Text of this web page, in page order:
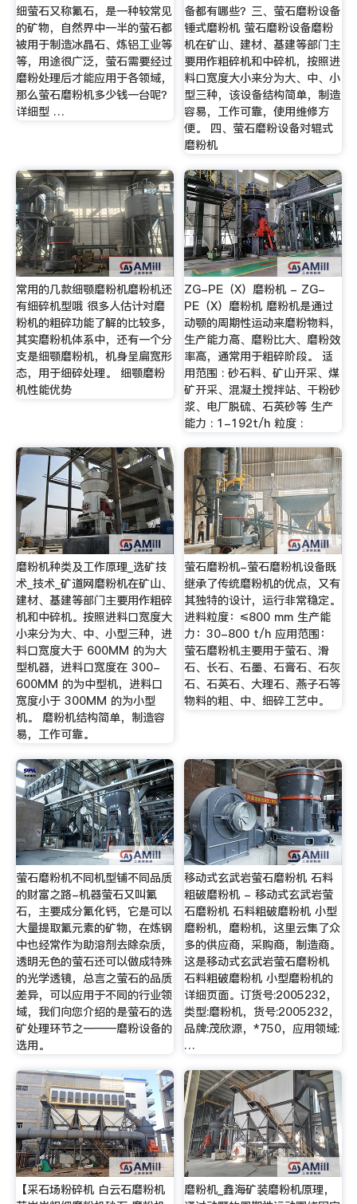
细萤石又称氟石，是一种较常见
的矿物，自然界中一半的萤石都
被用于制造冰晶石、炼铝工业等
等，用途很广泛，萤石需要经过
磨粉处理后才能应用于各领域，
那么萤石磨粉机多少钱一台呢？
详细型 …
备都有哪些？三、萤石磨粉设备
锤式磨粉机 萤石磨粉设备磨粉
机在矿山、建材、基建等部门主
要用作粗碎机和中碎机，按照进
料口宽度大小来分为大、中、小
型三种，该设备结构简单，制造
容易，工作可靠，使用维修方
便。 四、萤石磨粉设备对辊式
磨粉机
常用的几款细颚磨粉机磨粉机还
有细碎机型哦 很多人估计对磨
粉机的粗碎功能了解的比较多，
其实磨粉机体系中，还有一个分
支是细颚磨粉机，机身呈扁宽形
态，用于细碎处理。 细颚磨粉
机性能优势
ZG-PE（X）磨粉机 - ZG-
PE（X）磨粉机 磨粉机是通过
动颚的周期性运动来磨粉物料，
生产能力高、磨粉比大、磨粉效
率高，通常用于粗碎阶段。 适
用范围 : 砂石料、矿山开采、煤
矿开采、混凝土搅拌站、干粉砂
浆、电厂脱硫、石英砂等 生产
能力 : 1-192t/h 粒度 :
磨粉机种类及工作原理_选矿技
术_技术_矿道网磨粉机在矿山、
建材、基建等部门主要用作粗碎
机和中碎机。按照进料口宽度大
小来分为大、中、小型三种，进
料口宽度大于 600MM 的为大
型机器，进料口宽度在 300-
600MM 的为中型机，进料口
宽度小于 300MM 的为小型
机。 磨粉机结构简单，制造容
易，工作可靠。
萤石磨粉机-萤石磨粉机设备既
继承了传统磨粉机的优点，又有
其独特的设计，运行非常稳定。
进料粒度：≤800 mm 生产能
力：30-800 t/h 应用范围：
萤石磨粉机主要用于萤石、滑
石、长石、石墨、石膏石、石灰
石、石英石、大理石、燕子石等
物料的粗、中、细碎工艺中。
萤石磨粉机不同机型铺不同品质
的财富之路-机器萤石又叫氟
石，主要成分氟化钙，它是可以
大量提取氟元素的矿物，在炼钢
中也经常作为助溶剂去除杂质，
透明无色的萤石还可以做成特殊
的光学透镜，总言之萤石的品质
差异，可以应用于不同的行业领
域，我们向您介绍的是萤石的选
矿处理环节之一——磨粉设备的
选用。
移动式玄武岩萤石磨粉机 石料
粗破磨粉机 - 移动式玄武岩萤
石磨粉机 石料粗破磨粉机 小型
磨粉机，磨粉机，这里云集了众
多的供应商，采购商，制造商。
这是移动式玄武岩萤石磨粉机
石料粗破磨粉机 小型磨粉机的
详细页面。订货号:2005232，
类型:磨粉机，货号:2005232，
品牌:茂欣源，*750，应用领域:
…
【采石场粉碎机 白云石磨粉机
磨粉机_鑫海矿装磨粉机原理，